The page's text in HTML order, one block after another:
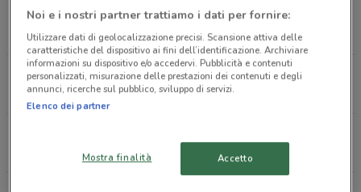
Via Di Santa Procula, 6 Pomezia
2.6 km
CHIUSO
Via degli Argonauti, 1A Pomezia
4.7 km
CHIUSO
4.7 km
Noi e i nostri partner trattiamo i dati per fornire:
Utilizzare dati di geolocalizzazione precisi. Scansione attiva delle
caratteristiche del dispositivo ai fini dell’identificazione. Archiviare
informazioni su dispositivo e/o accedervi. Pubblicità e contenuti
personalizzati, misurazione delle prestazioni dei contenuti e degli
annunci, ricerche sul pubblico, sviluppo di servizi.
Elenco dei partner
Mostra finalità Accetto